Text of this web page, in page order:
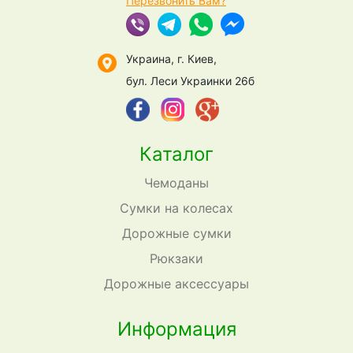
Каталог
Чемоданы
Сумки на колесах
Дорожные сумки
Рюкзаки
Дорожные аксессуары
Информация
Украина, г. Киев,
бул. Леси Украинки 26б